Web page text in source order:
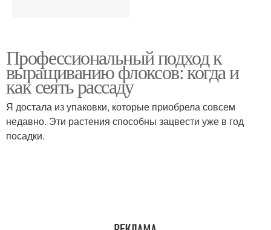
Профессиональный подход к
выращиванию флоксов: когда и
как сеять рассаду
Я достала из упаковки, которые приобрела совсем
недавно. Эти растения способны зацвести уже в год
посадки.